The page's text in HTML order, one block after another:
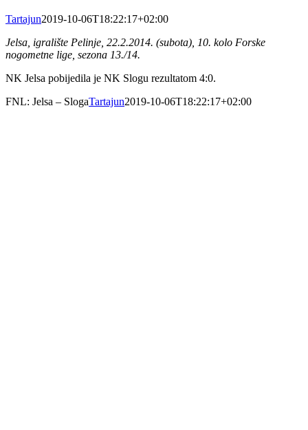
Tartajun2019-10-06T18:22:17+02:00
Jelsa, igralište Pelinje, 22.2.2014. (subota), 10. kolo Forske
nogometne lige, sezona 13./14.
NK Jelsa pobijedila je NK Slogu rezultatom 4:0.
FNL: Jelsa – SlogaTartajun2019-10-06T18:22:17+02:00